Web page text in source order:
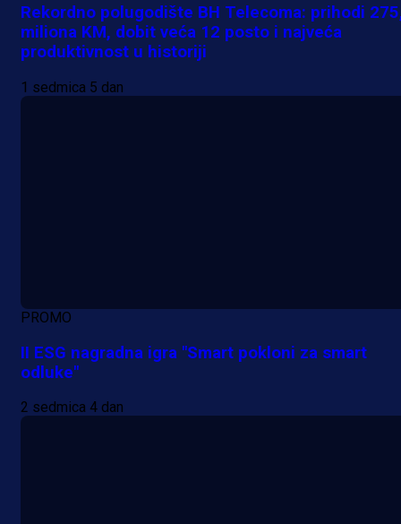
Rekordno polugodište BH Telecoma: prihodi
miliona KM, dobit veća 12 posto i najveća
produktivnost u historiji
1 sedmica 5 dan
PROMO
II ESG nagradna igra "Smart pokloni za smart
odluke"
2 sedmica 4 dan